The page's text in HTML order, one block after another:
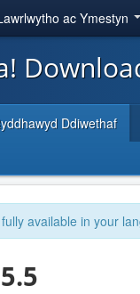
ac Ymestyn
Ddiwethaf
available in your